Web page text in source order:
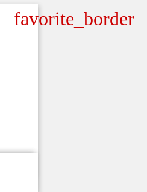
favorite_border